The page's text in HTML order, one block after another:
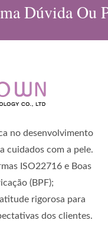
Dúvida Ou
no desenvolvimento
cuidados com a pele.
ISO22716 e Boas
(BPF);
rigorosa para
dos clientes.